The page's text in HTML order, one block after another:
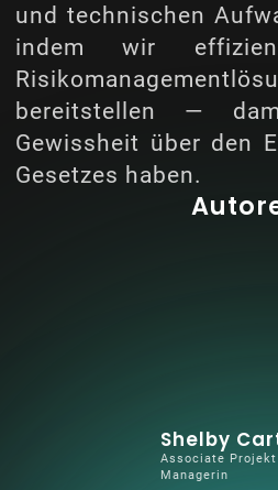
und technischen
indem wir
bereitstellen —
Gewissheit über den
Gesetzes haben.
Shelby
Associate Projekt
Managerin